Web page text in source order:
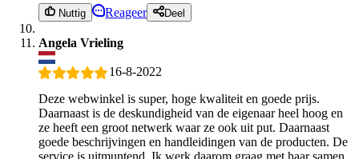
Nuttig Reageer Deel
Angela Vrieling
16-8-2022
Deze webwinkel is super, hoge kwaliteit en goede prijs.
Daarnaast is de deskundigheid van de eigenaar heel hoog en
ze heeft een groot netwerk waar ze ook uit put. Daarnaast
goede beschrijvingen en handleidingen van de producten. De
service is uitmuntend. Ik werk daarom graag met haar samen.